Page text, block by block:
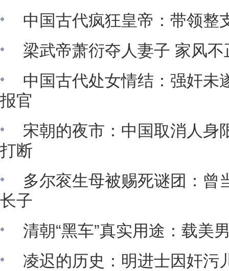
中国古代疯狂皇帝：带领整
梁武帝萧衍夺人妻子 家风
中国古代处女情结：强奸未
报官
宋朝的夜市：中国取消人身
打断
多尔衮生母被赐死谜团：曾
长子
清朝“黑车”真实用途：载美
凌迟的历史：明进士因奸污